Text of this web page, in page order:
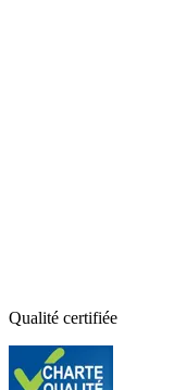
Qualité certifiée